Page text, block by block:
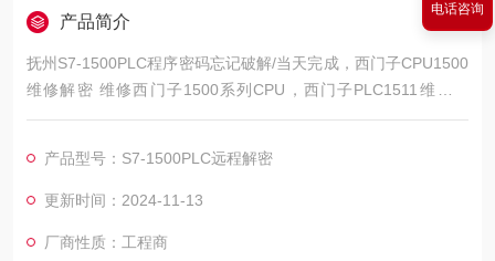
产品简介
抚州S7-1500PLC程序密码忘记破解/当天完成，西门子CPU1500
维修解密 维修西门子1500系列CPU，西门子PLC1511维修解
密，西门子PLC1512维修解密，西门子PLC1513维修解密，西门
17维修解密，西门子PLC1518解密维修如上电所有指示灯不亮，
全亮，开机无显示，不通讯，通讯连接不上，通讯异常，通讯网
产品型号：S7-1500PLC远程解密
更新时间：2024-11-13
厂商性质：工程商
电话咨询